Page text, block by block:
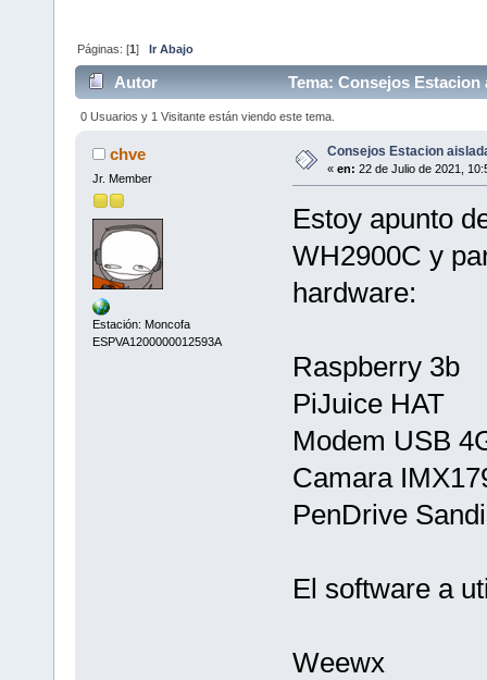
Páginas: [1]Ir Abajo
Autor Tema: Consejos
0 Usuarios y 1 Visitante están viendo este tema.
chve
Jr. Member
Estación: Moncofa
ESPVA1200000012593A
Consejos Estacion
« en: 22 de Julio de 2021,
Estoy apunto
WH2900C y
hardware:
Raspberry 3b
PiJuice HAT
Modem USB
Camara
PenDrive
El software a
Weewx